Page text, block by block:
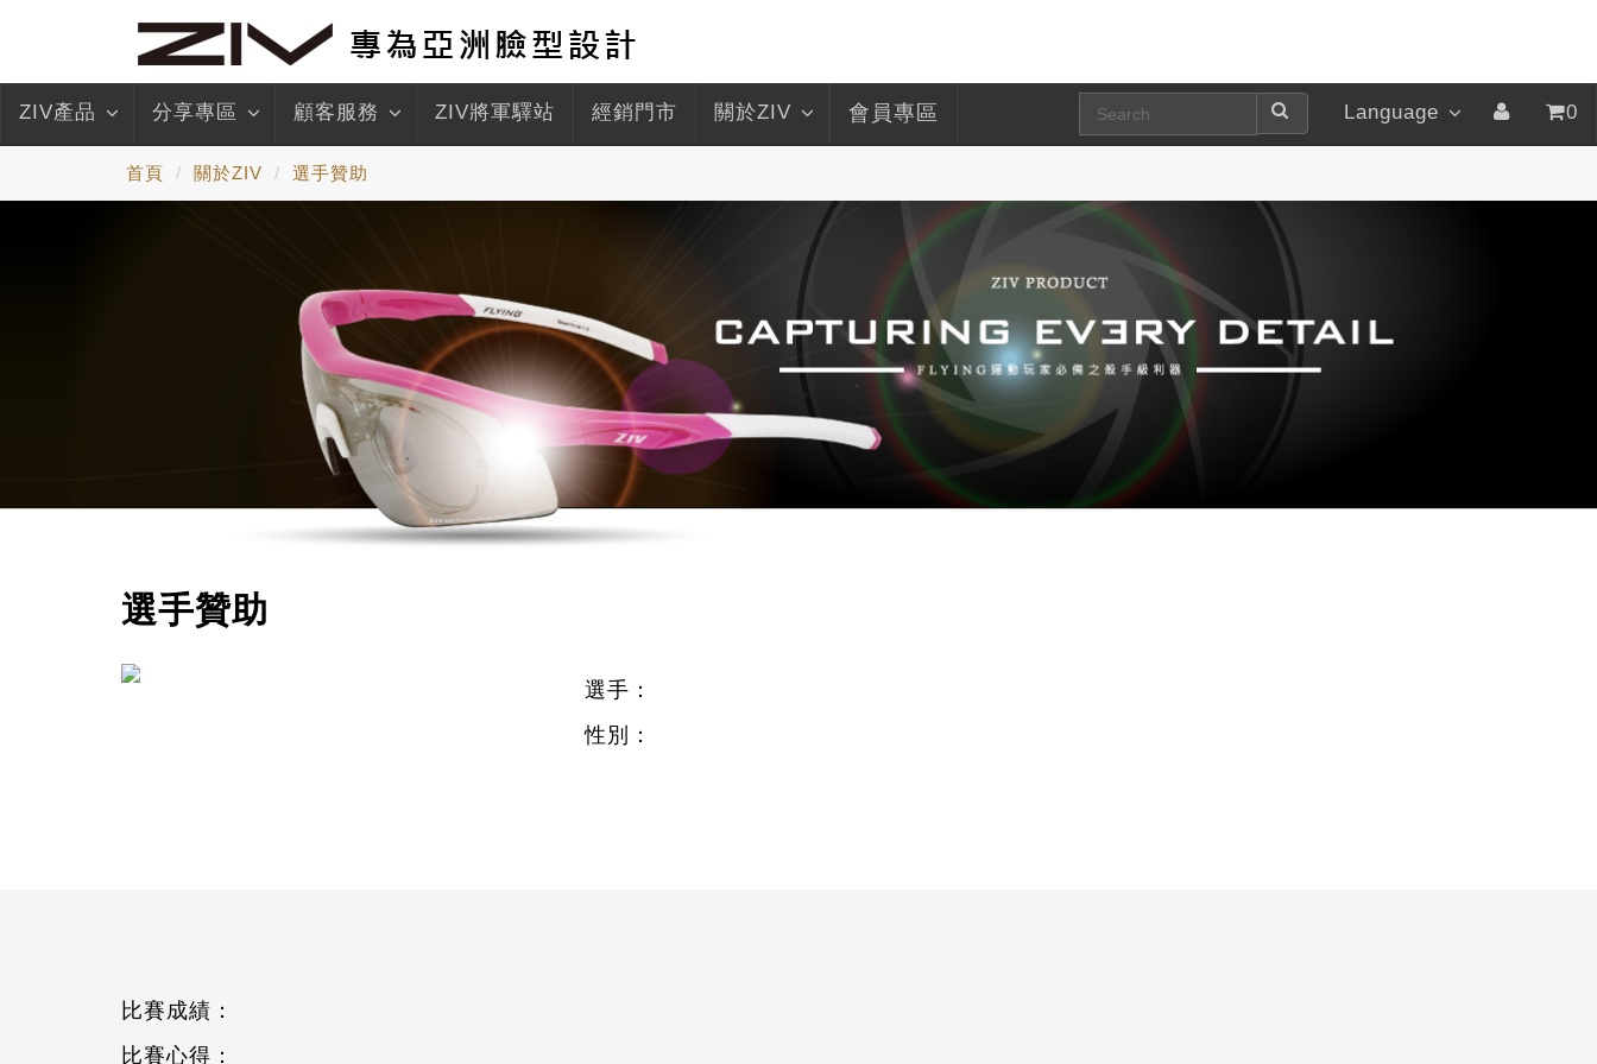
ZIV產品 分享專區 顧客服務 ZIV將軍驛站 經銷門市 關於ZIV 會員專區 Language 0
首頁 關於ZIV 選手贊助
選手贊助
選手：
性別：
比賽成績：
比賽心得：